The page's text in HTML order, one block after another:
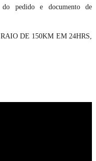
pedido e documento de
DE 150KM EM 24HRS,